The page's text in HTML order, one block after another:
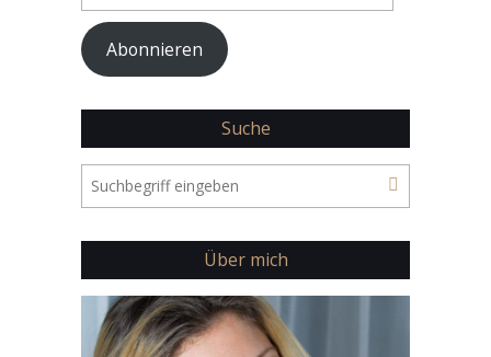
Adresse
Abonnieren
Suche
Über mich